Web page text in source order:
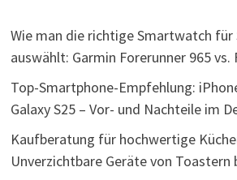
Wie man die richtige Smartwatch
auswählt: Garmin Forerunner 965 vs.
Top-Smartphone-Empfehlung:
Galaxy S25 – Vor- und Nachteile im
Kaufberatung für hochwertige
Unverzichtbare Geräte von Toastern